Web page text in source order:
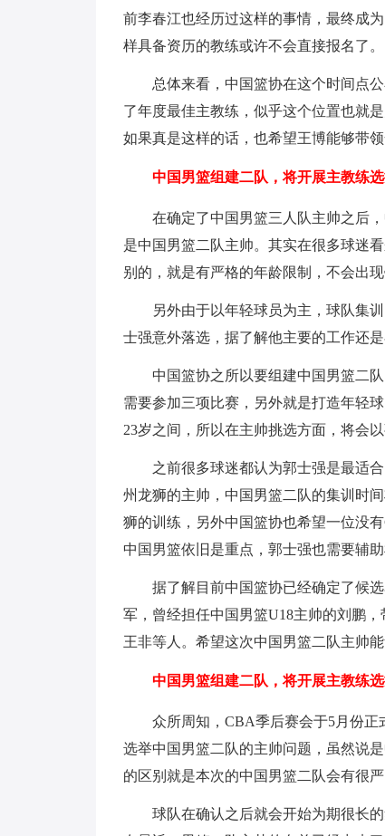
前李春江也经历过这样的事情，最终成
样具备资历的教练或许不会直接报名了。
总体来看，中国篮协在这个时间点
了年度最佳主教练，似乎这个位置也就
如果真是这样的话，也希望王博能够带
中国男篮组建二队，将开展主教练选
在确定了中国男篮三人队主帅之后
是中国男篮二队主帅。其实在很多球迷
别的，就是有严格的年龄限制，不会出现
另外由于以年轻球员为主，球队集
士强意外落选，据了解他主要的工作还
中国篮协之所以要组建中国男篮二
需要参加三项比赛，另外就是打造年轻
23岁之间，所以在主帅挑选方面，将会
之前很多球迷都认为郭士强是最适
州龙狮的主帅，中国男篮二队的集训时
狮的训练，另外中国篮协也希望一位没
中国男篮依旧是重点，郭士强也需要辅助
据了解目前中国篮协已经确定了候
军，曾经担任中国男篮U18主帅的刘鹏
王非等人。希望这次中国男篮二队主帅
中国男篮组建二队，将开展主教练选
众所周知，CBA季后赛会于5月份
选举中国男篮二队的主帅问题，虽然说
的区别就是本次的中国男篮二队会有很
球队在确认之后就会开始为期很长